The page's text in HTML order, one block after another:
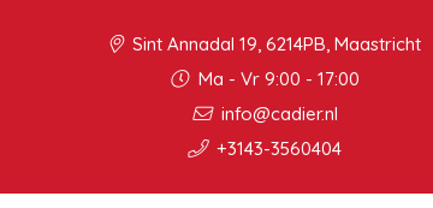
Sint Annadal 19, 6214PB, Maastricht
Ma - Vr 9:00 - 17:00
info@cadier.nl
+3143-3560404